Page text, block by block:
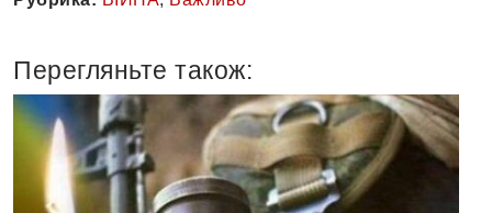
Перегляньте також: